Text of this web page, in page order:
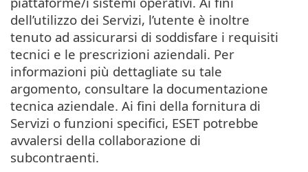
dell’utilizzo dei Servizi, l’utente è inoltre
tenuto ad assicurarsi di soddisfare i requisiti
tecnici e le prescrizioni aziendali. Per
informazioni più dettagliate su tale
argomento, consultare la documentazione
tecnica aziendale. Ai fini della fornitura di
Servizi o funzioni specifici, ESET potrebbe
avvalersi della collaborazione di
subcontraenti.